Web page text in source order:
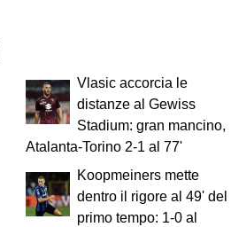
Vlasic accorcia le
distanze al Gewiss
Stadium: gran mancino,
Atalanta-Torino 2-1 al 77'
Koopmeiners mette
dentro il rigore al 49' del
primo tempo: 1-0 al